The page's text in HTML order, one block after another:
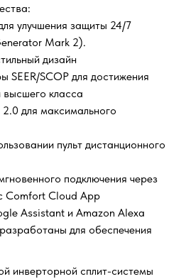
улучшения защиты 24/7
Mark 2).
дизайн
SEER/SCOP для достижения
высшего класса
для максимального
пульт дистанционного
подключения через
Comfort Cloud App
Assistant и Amazon Alexa
для обеспечения
инверторной сплит-системы